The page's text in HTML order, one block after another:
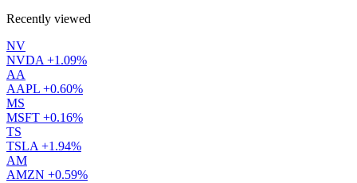
Recently viewed
NV
NVDA +1.09%
AA
AAPL +0.60%
MS
MSFT +0.16%
TS
TSLA +1.94%
AM
AMZN +0.59%